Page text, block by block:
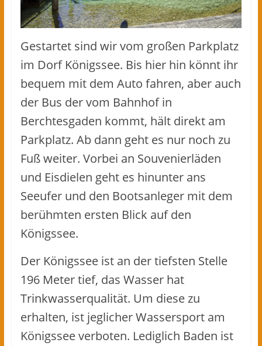
Gestartet sind wir vom großen Parkplatz
im Dorf Königssee. Bis hier hin könnt ihr
bequem mit dem Auto fahren, aber auch
der Bus der vom Bahnhof in
Berchtesgaden kommt, hält direkt am
Parkplatz. Ab dann geht es nur noch zu
Fuß weiter. Vorbei an Souvenierläden
und Eisdielen geht es hinunter ans
Seeufer und den Bootsanleger mit dem
berühmten ersten Blick auf den
Königssee.
Der Königssee ist an der tiefsten Stelle
196 Meter tief, das Wasser hat
Trinkwasserqualität. Um diese zu
erhalten, ist jeglicher Wassersport am
Königssee verboten. Lediglich Baden ist